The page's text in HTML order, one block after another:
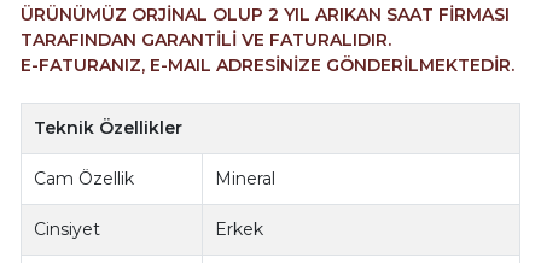
ÜRÜNÜMÜZ ORJİNAL OLUP 2 YIL ARIKAN SAAT FİRMASI
TARAFINDAN GARANTİLİ VE FATURALIDIR.
E-FATURANIZ, E-MAIL ADRESİNİZE GÖNDERİLMEKTEDİR.
Teknik Özellikler
Cam Özellik Mineral
Cinsiyet Erkek